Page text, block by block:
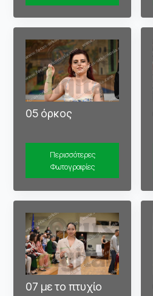
05 όρκος
Περισσότερες
Φωτογραφίες
07 με το πτυχίο